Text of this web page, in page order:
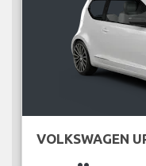
VOLKSWAGEN